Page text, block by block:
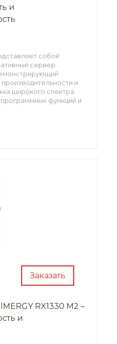
и
собой
сервер
и
широкого спектра
функций и
Заказать
RX1330 M2 –
и